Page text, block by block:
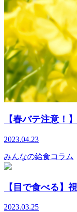
【春バテ注意！
2023.04.23
みんなの給食コラム
【目で食べる】
2023.03.25